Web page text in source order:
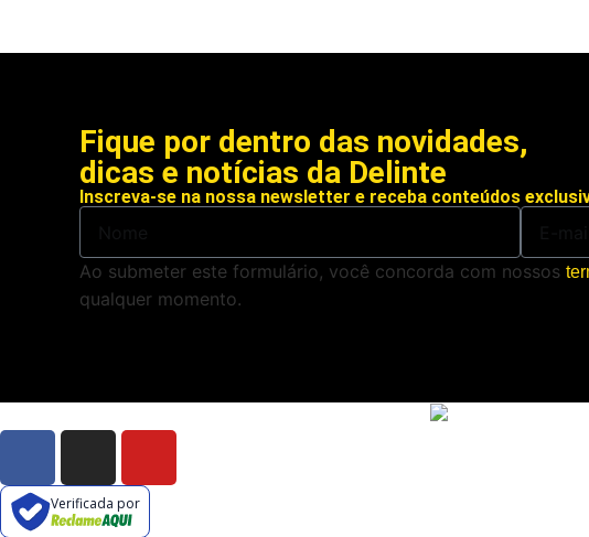
Fique por dentro das novidades,
dicas e notícias da Delinte
Inscreva-se na nossa newsletter e receba conteúdos
Ao submeter este formulário, você concorda com nossos
qualquer momento.
Verificada por